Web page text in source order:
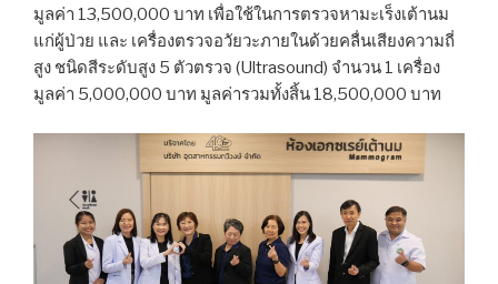
มูลค่า 13,500,000 บาท เพื่อใช้ในการตรวจหามะเร็งเต้านม
แก่ผู้ป่วย และ เครื่องตรวจอวัยวะภายในด้วยคลื่นเสียงความถี่
สูง ชนิดสีระดับสูง 5 ตัวตรวจ (Ultrasound) จำนวน 1 เครื่อง
มูลค่า 5,000,000 บาท มูลค่ารวมทั้งสิ้น 18,500,000 บาท